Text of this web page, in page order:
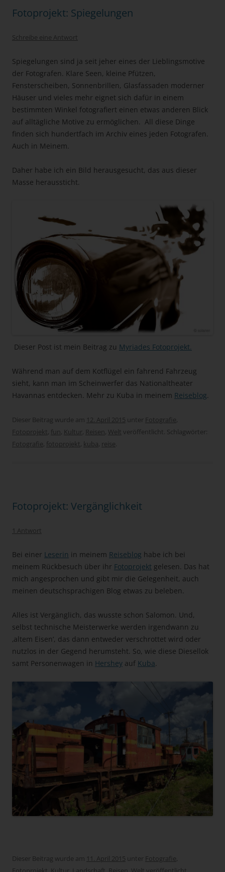
Fotoprojekt: Spiegelungen
Schreibe eine Antwort
Spiegelungen sind ja seit jeher eines der Lieblingsmotive
der Fotografen. Klare Seen, kleine Pfützen,
Fensterscheiben, Sonnenbrillen, Glasfassaden moderner
Häuser und vieles mehr eignet sich dafür in einem
bestimmten Winkel fotografiert einen etwas anderen Blick
auf alltägliche Motive zu ermöglichen. All diese Dinge
finden sich hundertfach im Archiv eines jeden Fotografen.
Auch in Meinem.
Daher habe ich ein Bild herausgesucht, das aus dieser
Masse heraussticht.
Dieser Post ist mein Beitrag zu Myriades Fotoprojekt.
Während man auf dem Kotflügel ein fahrend Fahrzeug
sieht, kann man im Scheinwerfer das Nationaltheater
Havannas entdecken. Mehr zu Kuba in meinem Reiseblog.
Dieser Beitrag wurde am 12. April 2015 unter Fotografie,
Fotoprojekt, fun, Kultur, Reisen, Welt veröffentlicht. Schlagwörter:
Fotografie, fotoprojekt, kuba, reise.
Fotoprojekt: Vergänglichkeit
1 Antwort
Bei einer Leserin in meinem Reiseblog habe ich bei
meinem Rückbesuch über ihr Fotoprojekt gelesen. Das hat
mich angesprochen und gibt mir die Gelegenheit, auch
meinen deutschsprachigen Blog etwas zu beleben.
Alles ist Vergänglich, das wusste schon Salomon. Und,
selbst technische Meisterwerke werden irgendwann zu
‚altem Eisen‘, das dann entweder verschrottet wird oder
nutzlos in der Gegend herumsteht. So, wie diese Diesellok
samt Personenwagen in Hershey auf Kuba.
Dieser Beitrag wurde am 11. April 2015 unter Fotografie,